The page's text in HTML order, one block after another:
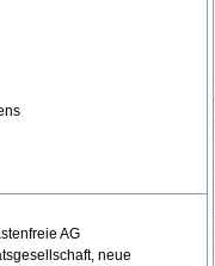
AG
neue